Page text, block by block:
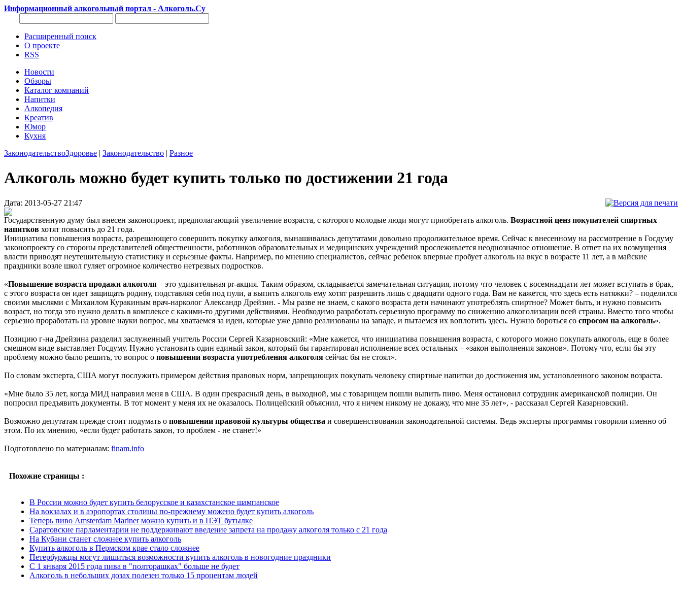
Информационный алкогольный портал - Алкоголь.Су
Расширенный поиск
О проекте
RSS
Новости
Обзоры
Каталог компаний
Напитки
Алкопедия
Креатив
Юмор
Кухня
ЗаконодательствоЗдоровье | Законодательство | Разное
Алкоголь можно будет купить только по достижении 21 года
Дата: 2013-05-27 21:47
Государственную думу был внесен законопроект, предполагающий увеличение возраста, с которого молодые люди могут приобретать алкоголь. Возрастной ценз покупателей спиртных
напитков хотят повысить до 21 года.
Инициатива повышения возраста, разрешающего совершить покупку алкоголя, вынашивалась депутатами довольно продолжительное время. Сейчас к внесенному на рассмотрение в Госдуму
законопроекту со стороны представителей общественности, работников образовательных и медицинских учреждений прослеживается неоднозначное отношение. В ответ на их возмущения
власти приводят неутешительную статистику и серьезные факты. Например, по мнению специалистов, сейчас ребенок впервые пробует алкоголь на вкус в возрасте 11 лет, а в майские
праздники возле школ гуляет огромное количество нетрезвых подростков.
«Повышение возраста продажи алкоголя – это удивительная pr-акция. Таким образом, складывается замечательная ситуация, потому что человек с восемнадцати лет может вступать в брак,
с этого возраста он идет защищать родину, подставляя себя под пули, а выпить алкоголь ему хотят разрешить лишь с двадцати одного года. Вам не кажется, что здесь есть натяжки? – поделился
своими мыслями с Михаилом Куракиным врач-нарколог Александр Дрейзин. - Мы разве не знаем, с какого возраста дети начинают употреблять спиртное? Может быть, и нужно повысить
возраст, но тогда это нужно делать в комплексе с какими-то другими действиями. Необходимо разработать серьезную программу по снижению алкоголизации всей страны. Вместо того чтобы
серьезно проработать на уровне науки вопрос, мы хватаемся за идеи, которые уже давно реализованы на западе, и пытаемся их воплотить здесь. Нужно бороться со спросом на алкоголь».
Позицию г-на Дрейзина разделил заслуженный учитель России Сергей Казарновский: «Мне кажется, что инициатива повышения возраста, с которого можно покупать алкоголь, еще в более
смешном виде выставляет Госдуму. Нужно установить один единый закон, который бы гарантировал исполнение всех остальных – «закон выполнения законов». Потому что, еcли бы эту
проблему можно было решить, то вопрос о повышении возраста употребления алкоголя сейчас бы не стоял».
По словам эксперта, США могут послужить примером действия правовых норм, запрещающих покупать человеку спиртные напитки до достижения им, установленного законом возраста.
«Мне было 35 лет, когда МИД направил меня в США. В один прекрасный день, в выходной, мы с товарищем пошли выпить пиво. Меня остановил сотрудник американской полиции. Он
попросил предъявить документы. В тот момент у меня их не оказалось. Полицейский объяснил, что я ничем никому не докажу, что мне 35 лет», - рассказал Сергей Казарновский.
Возможно депутатам прежде стоит подумать о повышении правовой культуры общества и совершенствовании законодательной системы. Ведь эксперты программы говорили именно об
этом. По их мнению, «если будет работать закон, то проблем - не станет!»
Подготовлено по материалам: finam.info
Похожие страницы :
В России можно будет купить белорусское и казахстанское шампанское
На вокзалах и в аэропортах столицы по-прежнему можено будет купить алкоголь
Теперь пиво Amsterdam Mariner можно купить и в ПЭТ бутылке
Саратовские парламентарии не поддерживают введение запрета на продажу алкоголя только с 21 года
На Кубани станет сложнее купить алкоголь
Купить алкоголь в Пермском крае стало сложнее
Петербуржцы могут лишиться возможности купить алкоголь в новогодние праздники
С 1 января 2015 года пива в "полторашках" больше не будет
Алкоголь в небольших дозах полезен только 15 процентам людей